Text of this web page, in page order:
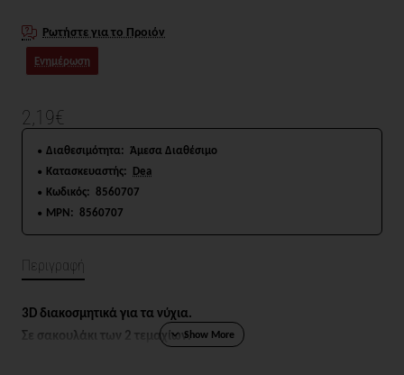
Ρωτήστε για το Προιόν
Ενημέρωση
2,19€
Διαθεσιμότητα: Άμεσα Διαθέσιμο
Κατασκευαστής: Dea
Κωδικός: 8560707
MPN: 8560707
Περιγραφή
3Dδιακοσμητικά για τα νύχια.
Σε σακουλάκι των 2 τεμαχίων.